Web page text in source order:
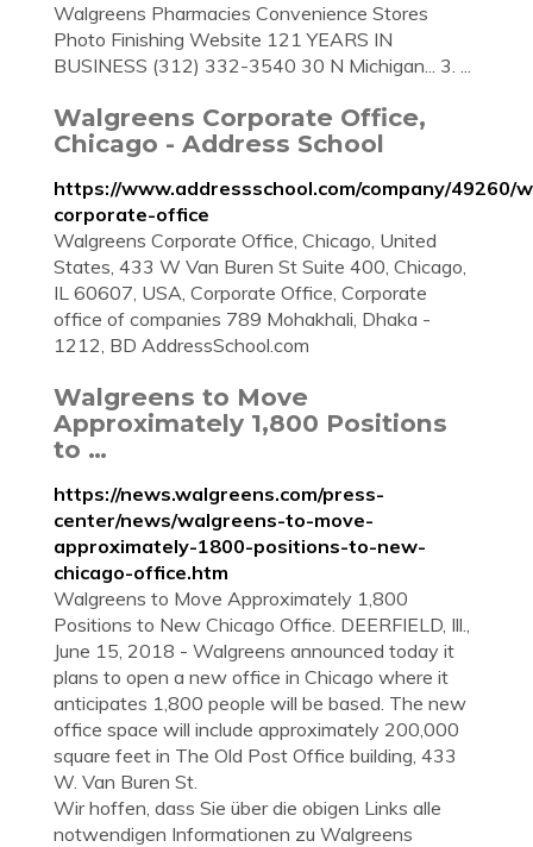
Walgreens Pharmacies Convenience Stores
Photo Finishing Website 121 YEARS IN
BUSINESS (312) 332-3540 30 N Michigan... 3. ...
Walgreens Corporate Office,
Chicago - Address School
https://www.addressschool.com/company/49260/
corporate-office
Walgreens Corporate Office, Chicago, United
States, 433 W Van Buren St Suite 400, Chicago,
IL 60607, USA, Corporate Office, Corporate
office of companies 789 Mohakhali, Dhaka -
1212, BD AddressSchool.com
Walgreens to Move
Approximately 1,800 Positions
to …
https://news.walgreens.com/press-
center/news/walgreens-to-move-
approximately-1800-positions-to-new-
chicago-office.htm
Walgreens to Move Approximately 1,800
Positions to New Chicago Office. DEERFIELD, Ill.,
June 15, 2018 - Walgreens announced today it
plans to open a new office in Chicago where it
anticipates 1,800 people will be based. The new
office space will include approximately 200,000
square feet in The Old Post Office building, 433
W. Van Buren St.
Wir hoffen, dass Sie über die obigen Links alle
notwendigen Informationen zu Walgreens